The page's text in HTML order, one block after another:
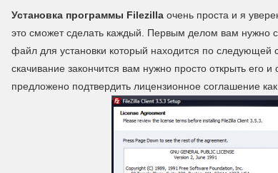
Установка программы Filezillaочень проста и я
это сможет сделать каждый. Первым делом вам нужно
файл для установки который находится по следующей
скачивание закончится вам нужно просто открыть его и
предложено подтвердить лицензионное соглашение как